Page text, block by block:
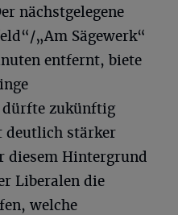
nächstgelegene
„Am Sägewerk“
entfernt, biete
dürfte zukünftig
deutlich stärker
diesem Hintergrund
Liberalen die
welche